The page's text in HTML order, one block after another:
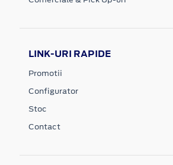
LINK-URI RAPIDE
Promotii
Configurator
Stoc
Contact